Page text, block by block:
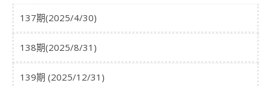
137期(2025/4/30)
138期(2025/8/31)
139期 (2025/12/31)